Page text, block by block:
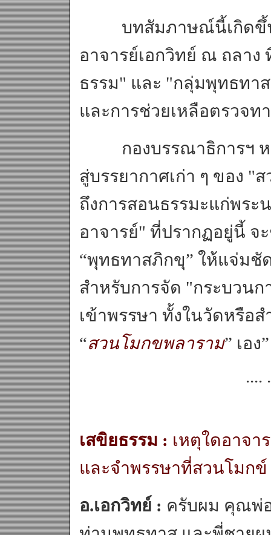
บทสัมภาษณ์นี้เกิดขึ้นไ
อาจารย์เอกวิทย์ ณ ถลา
ธรรม" และ "กลุ่มพุทธทา
และการช่วยเหลือตรวจ
กองบรรณาธิการฯ หวั
สู่บรรยากาศเก่า ๆ ของ "
ถึงการสอนธรรมะแก่พระ
อาจารย์" ที่ปรากฏอยู่นี้ จ
“พุทธทาสภิกขุ” ให้แจ่มชั
สำหรับการจัด "กระบวนก
เข้าพรรษา ทั้งในวัดหรือ
“สวนโมกขพลาราม” เอง”
....
เสขิยธรรม : เหตุใดอาจา
และจำพรรษาที่สวนโมกข์
อ.เอกวิทย์ : ครับผม คุณพ่